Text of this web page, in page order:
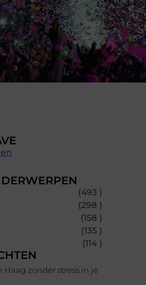
(493 )
(298 )
(158 )
(135 )
(114 )
zonder stress in je